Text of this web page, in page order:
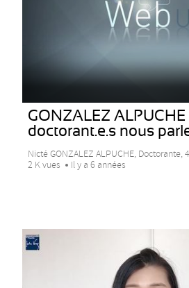
GONZALEZ ALPUCHE
doctorant.e.s nous
Nicté GONZALEZ ALPUCHE, Doctorante,
2 K vues
Il y a 6 années